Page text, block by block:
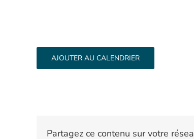
AJOUTER AU CALENDRIER
Partagez ce contenu sur votre